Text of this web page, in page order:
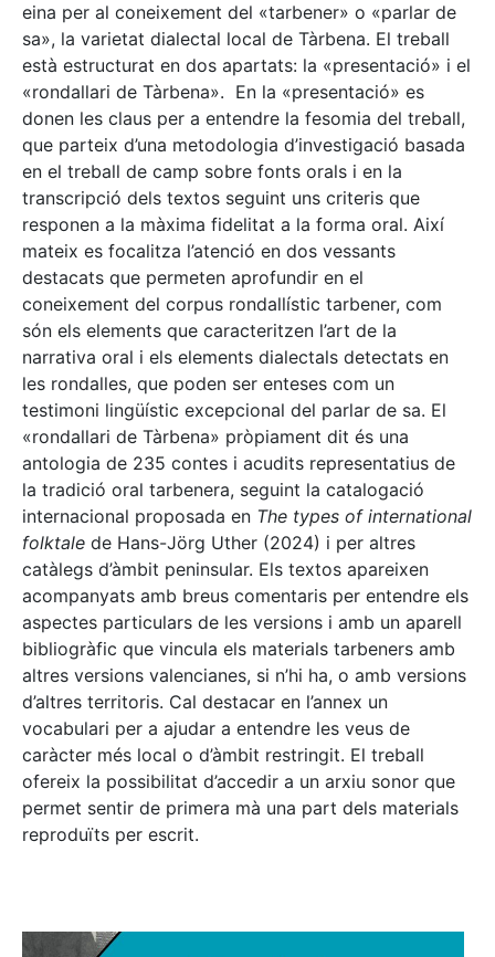
eina per al coneixement del «tarbener» o «parlar de
sa», la varietat dialectal local de Tàrbena. El treball
està estructurat en dos apartats: la «presentació» i el
«rondallari de Tàrbena». En la «presentació» es
donen les claus per a entendre la fesomia del treball,
que parteix d’una metodologia d’investigació basada
en el treball de camp sobre fonts orals i en la
transcripció dels textos seguint uns criteris que
responen a la màxima fidelitat a la forma oral. Així
mateix es focalitza l’atenció en dos vessants
destacats que permeten aprofundir en el
coneixement del corpus rondallístic tarbener, com
són els elements que caracteritzen l’art de la
narrativa oral i els elements dialectals detectats en
les rondalles, que poden ser enteses com un
testimoni lingüístic excepcional del parlar de sa. El
«rondallari de Tàrbena» pròpiament dit és una
antologia de 235 contes i acudits representatius de
la tradició oral tarbenera, seguint la catalogació
internacional proposada en The types of international
folktale de Hans-Jörg Uther (2024) i per altres
catàlegs d’àmbit peninsular. Els textos apareixen
acompanyats amb breus comentaris per entendre els
aspectes particulars de les versions i amb un aparell
bibliogràfic que vincula els materials tarbeners amb
altres versions valencianes, si n’hi ha, o amb versions
d’altres territoris. Cal destacar en l’annex un
vocabulari per a ajudar a entendre les veus de
caràcter més local o d’àmbit restringit. El treball
ofereix la possibilitat d’accedir a un arxiu sonor que
permet sentir de primera mà una part dels materials
reproduïts per escrit.